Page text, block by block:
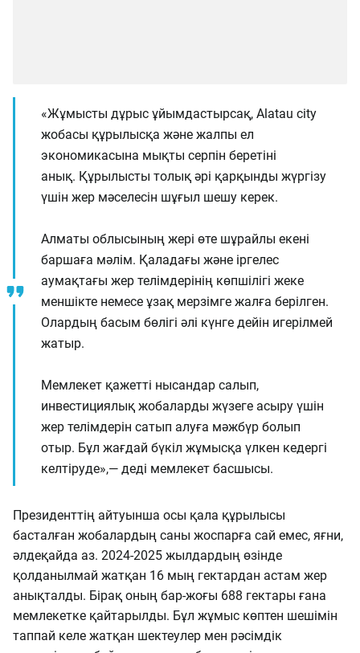
«Жұмысты дұрыс ұйымдастырсақ, Alatau city
жобасы құрылысқа және жалпы ел
экономикасына мықты серпін беретіні
анық. Құрылысты толық әрі қарқынды жүргізу
үшін жер мәселесін шұғыл шешу керек.
Алматы облысының жері өте шұрайлы екені
баршаға мәлім. Қаладағы және іргелес
аумақтағы жер телімдерінің көпшілігі жеке
меншікте немесе ұзақ мерзімге жалға берілген.
Олардың басым бөлігі әлі күнге дейін игерілмей
жатыр.
Мемлекет қажетті нысандар салып,
инвестициялық жобаларды жүзеге асыру үшін
жер телімдерін сатып алуға мәжбүр болып
отыр. Бұл жағдай бүкіл жұмысқа үлкен кедергі
келтіруде»,— деді мемлекет басшысы.
Президенттің айтуынша осы қала құрылысы
басталған жобалардың саны жоспарға сай емес, яғни,
әлдеқайда аз. 2024-2025 жылдардың өзінде
қолданылмай жатқан 16 мың гектардан астам жер
анықталды. Бірақ оның бар-жоғы 688 гектары ғана
мемлекетке қайтарылды. Бұл жұмыс көптен шешімін
таппай келе жатқан шектеулер мен рәсімдік